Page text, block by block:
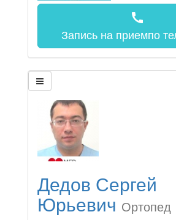
call
Запись на приемпо
Дедов Сергей
Юрьевич Ортопед